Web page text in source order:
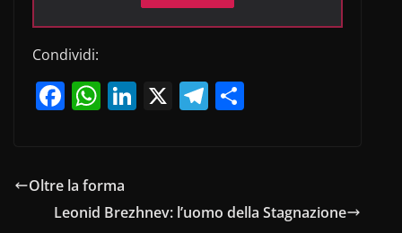
Condividi:
F
a
e
b
W
h
s
A
Li
dI
X T
el
a vi
Oltre la forma
Leonid Brezhnev: l’uomo della Stagnazione